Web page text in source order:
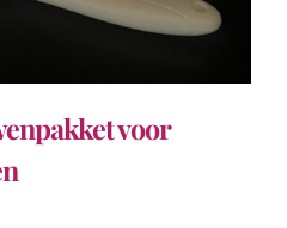
voor